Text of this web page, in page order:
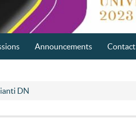
Announcements Contact
DN